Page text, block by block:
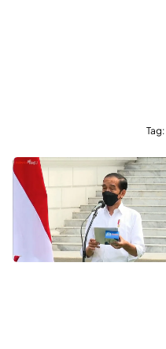
Tag: